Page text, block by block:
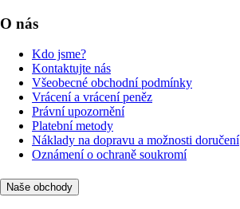
O nás
Kdo jsme?
Kontaktujte nás
Všeobecné obchodní podmínky
Vrácení a vrácení peněz
Právní upozornění
Platební metody
Náklady na dopravu a možnosti doručení
Oznámení o ochraně soukromí
Naše obchody